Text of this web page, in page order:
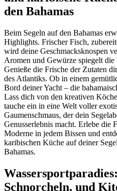
den Bahamas
Beim Segeln auf den Bahamas
Highlights. Frischer Fisch,
wird deine Geschmacksknospen
Aromen und Gewürze spiegelt
Genieße die Frische der Zutaten
des Atlantiks. Ob in einem
Bord deiner Yacht – die
Lass dich von den kreativen
tauche ein in eine Welt voller
Gaumenschmaus, der dein
Genusserlebnis macht. Erlebe die
Moderne in jedem Bissen und
karibischen Küche auf deiner
Bahamas.
Schnorcheln, und